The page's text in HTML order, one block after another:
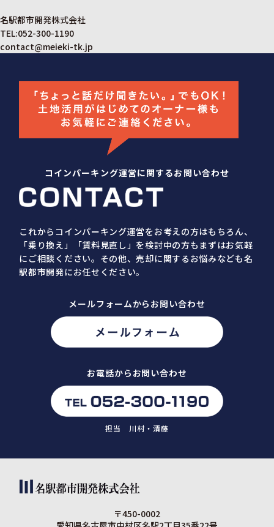
名駅都市開発株式会社
TEL:052-300-1190
contact@meieki-tk.jp
コインパーキング運営に関するお問い合わせ
これからコインパーキング運営をお考えの方はもちろん、
「乗り換え」「賃料見直し」を検討中の方もまずはお気軽
にご相談ください。 その他、売却に関するお悩みなども名
駅都市開発にお任せください。
メールフォームからお問い合わせ
お電話からお問い合わせ
担当 川村・清藤
〒450-0002